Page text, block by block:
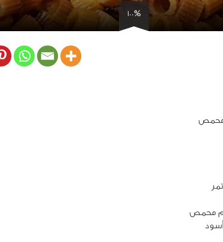
100%
محمص